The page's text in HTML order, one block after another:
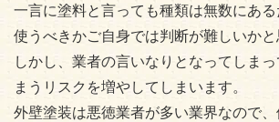
一言に塗料と言っても種類は無数にあ
使うべきかご自身では判断が難しいかと
しかし、業者の言いなりとなってしま
まうリスクを増やしてしまいます。
外壁塗装は悪徳業者が多い業界なので